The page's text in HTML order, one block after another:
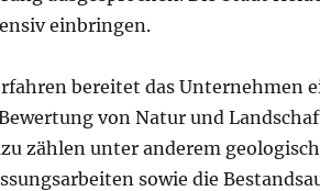
einbringen.
bereitet das Unternehmen
von Natur und
zählen unter anderem
sowie die